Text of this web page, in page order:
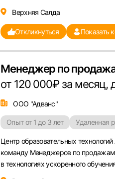
Верхняя Салда
Откликнуться Показать
Менеджер по
от 120 000₽ за месяц,
ООО "Адванс"
Опыт от 1 до 3 лет Удаленная
Центр образовательных
команду Менеджеров по
в технологиях ускоренного